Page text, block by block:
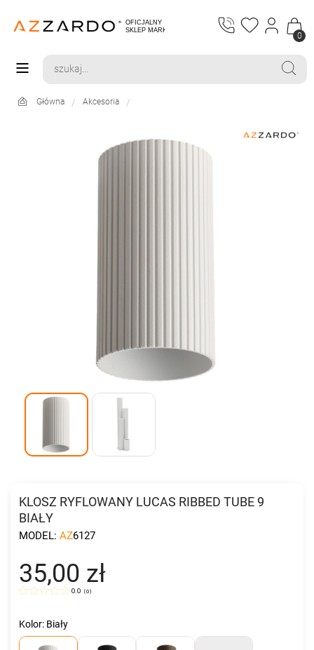
0
Główna Akcesoria
KLOSZ RYFLOWANY LUCAS RIBBED TUBE 9
BIAŁY
MODEL: AZ6127
35,00 zł
0.0 (0)
Kolor: Biały